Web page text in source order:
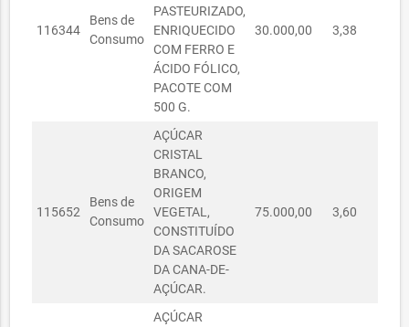
07070045/2023
SECRETARIA
MUNICIPAL
DA
EDUCAÇÃO
07/07/2023 R$ 510,00
SECRETARIA
MUNICIPAL
EDUCAÇÃO
03070553/2023
SECRETARIA
MUNICIPAL
DA
EDUCAÇÃO
03/07/2023
40.560,00
SECRETARIA
MUNICIPAL
EDUCAÇÃO
116344
Bens de
Consumo
PASTEURIZADO,
ENRIQUECIDO
COM FERRO E
ÁCIDO FÓLICO,
PACOTE COM
500 G.
30.000,00 3,38
115652
Bens de
Consumo
AÇÚCAR
CRISTAL
BRANCO,
ORIGEM
VEGETAL,
CONSTITUÍDO
DA SACAROSE
DA CANA-DE-
AÇÚCAR.
75.000,00 3,60
AÇÚCAR